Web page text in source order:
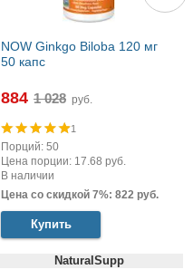
NOW Ginkgo Biloba 120 мг
50 капс
884 руб.
1
Порций: 50
Цена порции: 17.68 руб.
В наличии
Цена со скидкой 7%: 822 руб.
Купить
NaturalSupp